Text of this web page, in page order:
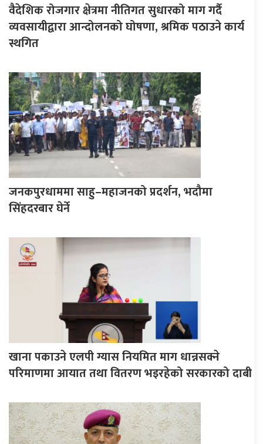
वैदेशिक रोजगार क्षेत्रमा नीतिगत सुधारको माग गर्दै
व्यवसायीद्वारा आन्दोलनको घोषणा, श्रमिक पठाउने कार्य
स्थगित
जनकपुरधाममा साहु–महाजनको प्रदर्शन, भदौमा
सिंहदरबार घेर्ने
खाना पकाउने एलपी ग्यास नियमित माग धान्नसक्ने
परिमाणमा आयात तथा वितरण भइरहेको सरकारको दाबी